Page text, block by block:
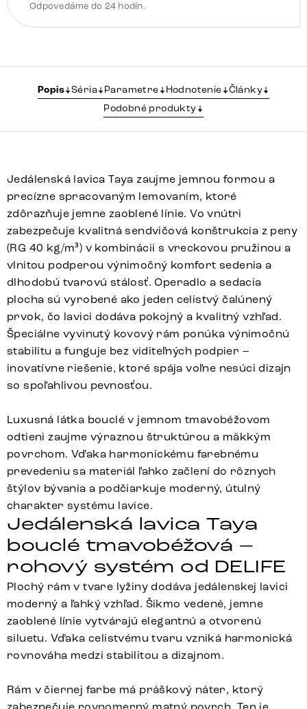
Odpovedáme do 24 hodín.
Popis Séria Parametre Hodnotenie
Články
Podobné produkty
Jedálenská lavica Taya zaujme jemnou formou a
precízne spracovaným lemovaním, ktoré
zdôrazňuje jemne zaoblené línie. Vo vnútri
zabezpečuje kvalitná sendvičová konštrukcia z peny
(RG 40 kg/m³) v kombinácii s vreckovou pružinou a
vlnitou podperou výnimočný komfort sedenia a
dlhodobú tvarovú stálosť. Operadlo a sedacia
plocha sú vyrobené ako jeden celistvý čalúnený
prvok, čo lavici dodáva pokojný a kvalitný vzhľad.
Špeciálne vyvinutý kovový rám ponúka výnimočnú
stabilitu a funguje bez viditeľných podpier –
inovatívne riešenie, ktoré spája voľne nesúci dizajn
so spoľahlivou pevnosťou.
Luxusná látka bouclé v jemnom tmavobéžovom
odtieni zaujme výraznou štruktúrou a mäkkým
povrchom. Vďaka harmonickému farebnému
prevedeniu sa materiál ľahko začlení do rôznych
štýlov bývania a podčiarkuje moderný, útulný
charakter systému lavice.
Jedálenská lavica Taya
bouclé tmavobéžová –
rohový systém od DELIFE
Plochý rám v tvare lyžiny dodáva jedálenskej lavici
moderný a ľahký vzhľad. Šikmo vedené, jemne
zaoblené línie vytvárajú elegantnú a otvorenú
siluetu. Vďaka celistvému tvaru vzniká harmonická
rovnováha medzi stabilitou a dizajnom.
Rám v čiernej farbe má práškový náter, ktorý